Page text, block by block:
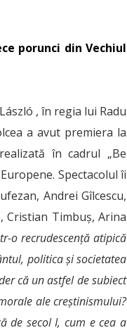
porunci din Vechiul
, în regia lui Radu
a avut premiera la
în cadrul „Be
Spectacolul îi
Andrei Gîlcescu,
Cristian Timbuș, Arina
o recrudescență atipică
politica și societatea
că un astfel de subiect
ale creștinismului?
de secol I, cum e cea a